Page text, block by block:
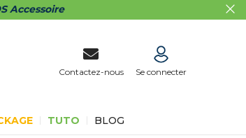
Accessoire
Contactez-nous Se connecter
TUTO BLOG